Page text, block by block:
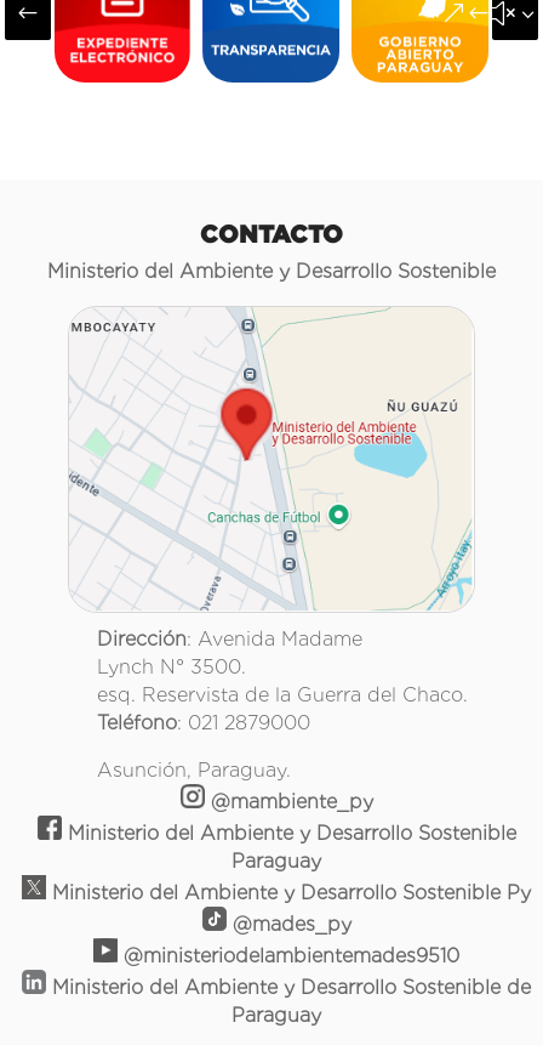
#
CONTACTO
Ministerio del Ambiente y Desarrollo Sostenible
Dirección: Avenida Madame
Lynch N° 3500.
esq. Reservista de la Guerra del Chaco.
Teléfono: 021 2879000
Asunción, Paraguay.
@mambiente_py
Ministerio del Ambiente y Desarrollo Sostenible
Paraguay
Ministerio del Ambiente y Desarrollo Sostenible Py
@mades_py
@ministeriodelambientemades9510
Ministerio del Ambiente y Desarrollo Sostenible de
Paraguay